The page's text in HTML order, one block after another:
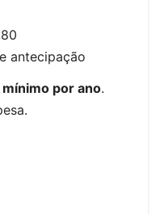
antecipação
por ano.